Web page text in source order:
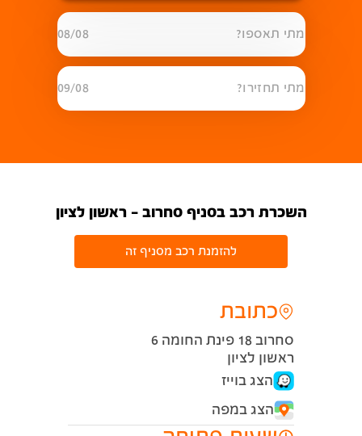
מתי תאספו? 08/08
מתי תחזירו? 09/08
השכרת רכב בסניף סחרוב - ראשון לציון
להזמנת רכב מסניף זה
כתובת
סחרוב 18 פינת החומה 6
ראשון לציון
הצג בוייז
הצג במפה